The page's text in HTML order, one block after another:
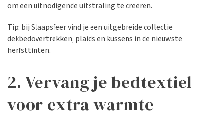
om een uitnodigende uitstraling te creëren.
Tip: bij Slaapsfeer vind je een uitgebreide collectie
dekbedovertrekken, plaidsen kussens in de nieuwste
herfsttinten.
2. Vervang je bedtextiel
voor extra warmte